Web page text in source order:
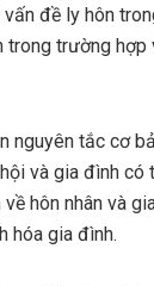
đề ly hôn
trong trường
tắc cơ
và gia đình
hôn nhân và
hóa gia đình.